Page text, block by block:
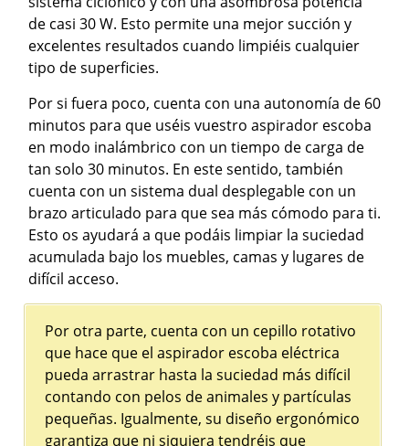
de casi 30 W. Esto permite una mejor succión y
excelentes resultados cuando limpiéis cualquier
tipo de superficies.
Por si fuera poco, cuenta con una autonomía de 60
minutos para que uséis vuestro aspirador escoba
en modo inalámbrico con un tiempo de carga de
tan solo 30 minutos. En este sentido, también
cuenta con un sistema dual desplegable con un
brazo articulado para que sea más cómodo para ti.
Esto os ayudará a que podáis limpiar la suciedad
acumulada bajo los muebles, camas y lugares de
difícil acceso.
Por otra parte, cuenta con un cepillo rotativo
que hace que el aspirador escoba eléctrica
pueda arrastrar hasta la suciedad más difícil
contando con pelos de animales y partículas
pequeñas. Igualmente, su diseño ergonómico
garantiza que ni siquiera tendréis que